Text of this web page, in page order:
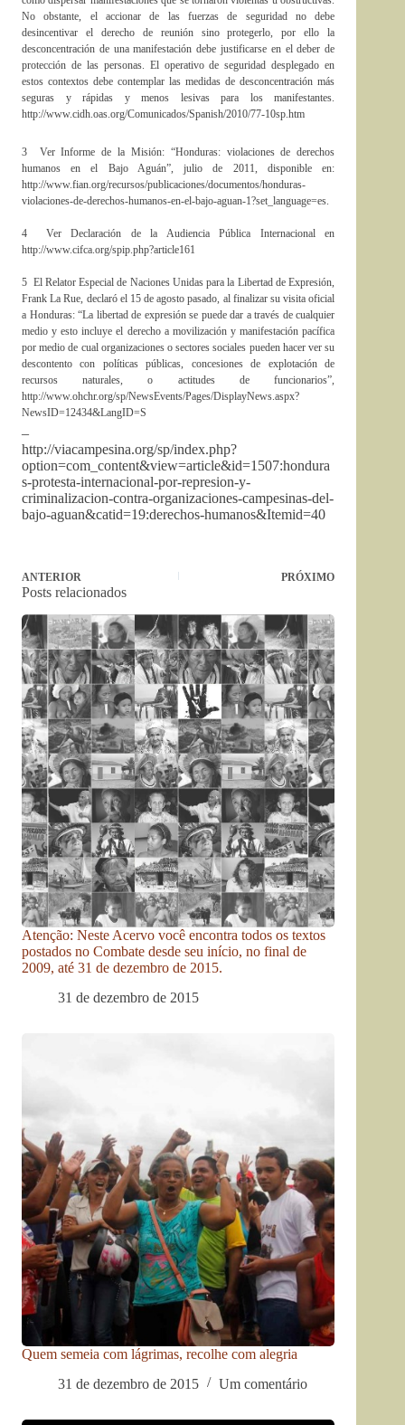
No obstante, el accionar de las fuerzas de seguridad no debe
desincentivar el derecho de reunión sino protegerlo, por ello la
desconcentración de una manifestación debe justificarse en el deber de
protección de las personas. El operativo de seguridad desplegado en
estos contextos debe contemplar las medidas de desconcentración más
seguras y rápidas y menos lesivas para los manifestantes.
http://www.cidh.oas.org/Comunicados/Spanish/2010/77-10sp.htm
3 Ver Informe de la Misión: “Honduras: violaciones de derechos
humanos en el Bajo Aguán”, julio de 2011, disponible en:
http://www.fian.org/recursos/publicaciones/documentos/honduras-
violaciones-de-derechos-humanos-en-el-bajo-aguan-1?set_language=es.
4 Ver Declaración de la Audiencia Pública Internacional en
http://www.cifca.org/spip.php?article161
5 El Relator Especial de Naciones Unidas para la Libertad de Expresión,
Frank La Rue, declaró el 15 de agosto pasado, al finalizar su visita oficial
a Honduras: “La libertad de expresión se puede dar a través de cualquier
medio y esto incluye el derecho a movilización y manifestación pacífica
por medio de cual organizaciones o sectores sociales pueden hacer ver su
descontento con políticas públicas, concesiones de explotación de
recursos naturales, o actitudes de funcionarios”,
http://www.ohchr.org/sp/NewsEvents/Pages/DisplayNews.aspx?
NewsID=12434&LangID=S
–
http://viacampesina.org/sp/index.php?
option=com_content&view=article&id=1507:hondura
s-protesta-internacional-por-represion-y-
criminalizacion-contra-organizaciones-campesinas-del-
bajo-aguan&catid=19:derechos-humanos&Itemid=40
ANTERIOR PRÓXIMO
Posts relacionados
Atenção: Neste Acervo você encontra todos os textos
postados no Combate desde seu início, no final de
2009, até 31 de dezembro de 2015.
31 de dezembro de 2015
Quem semeia com lágrimas, recolhe com alegria
31 de dezembro de 2015
Um comentário